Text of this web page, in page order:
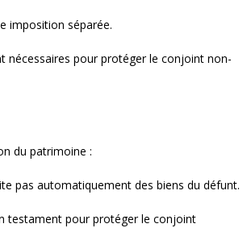
imposition séparée.
nécessaires pour protéger le conjoint non-
du patrimoine :
pas automatiquement des biens du défunt.
testament pour protéger le conjoint